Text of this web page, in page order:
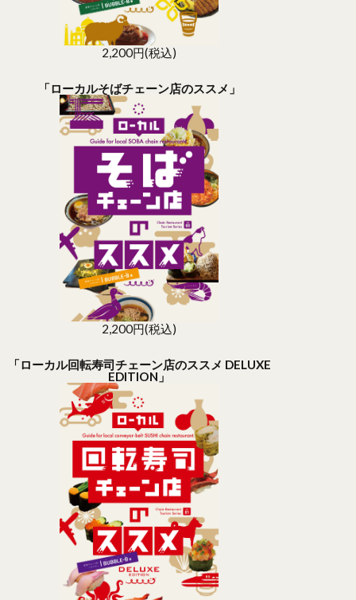
2,200円(税込)
「ローカルそばチェーン店のススメ」
2,200円(税込)
「ローカル回転寿司チェーン店のススメ DELUXE
EDITION」